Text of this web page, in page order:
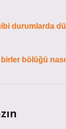
durumlarda
bölüğü